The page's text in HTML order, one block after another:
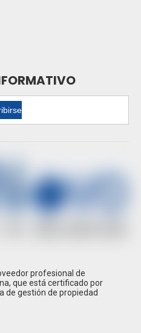
atómica SN-
profesional de
que está certificado por
de gestión de propiedad